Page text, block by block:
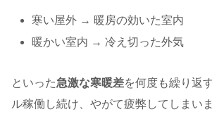
寒い屋外 → 暖房の効いた室内
暖かい室内 → 冷え切った外気
といった急激な寒暖差を何度も繰り返
ル稼働し続け、やがて疲弊してしまいま